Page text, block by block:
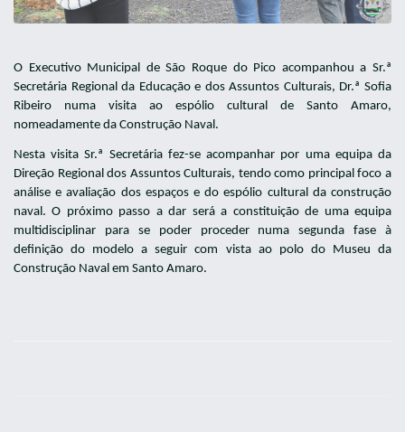
O Executivo Municipal de São Roque do Pico acompanhou a Sr.ª
Secretária Regional da Educação e dos Assuntos Culturais, Dr.ª Sofia
Ribeiro numa visita ao espólio cultural de Santo Amaro,
nomeadamente da Construção Naval.
Nesta visita Sr.ª Secretária fez-se acompanhar por uma equipa da
Direção Regional dos Assuntos Culturais, tendo como principal foco a
análise e avaliação dos espaços e do espólio cultural da construção
naval. O próximo passo a dar será a constituição de uma equipa
multidisciplinar para se poder proceder numa segunda fase à
definição do modelo a seguir com vista ao polo do Museu da
Construção Naval em Santo Amaro.